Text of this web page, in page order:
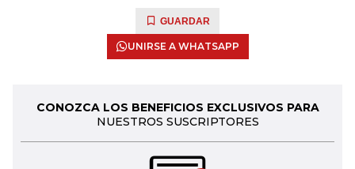
GUARDAR
UNIRSE A WHATSAPP
CONOZCA LOS BENEFICIOS EXCLUSIVOS PARA
NUESTROS SUSCRIPTORES